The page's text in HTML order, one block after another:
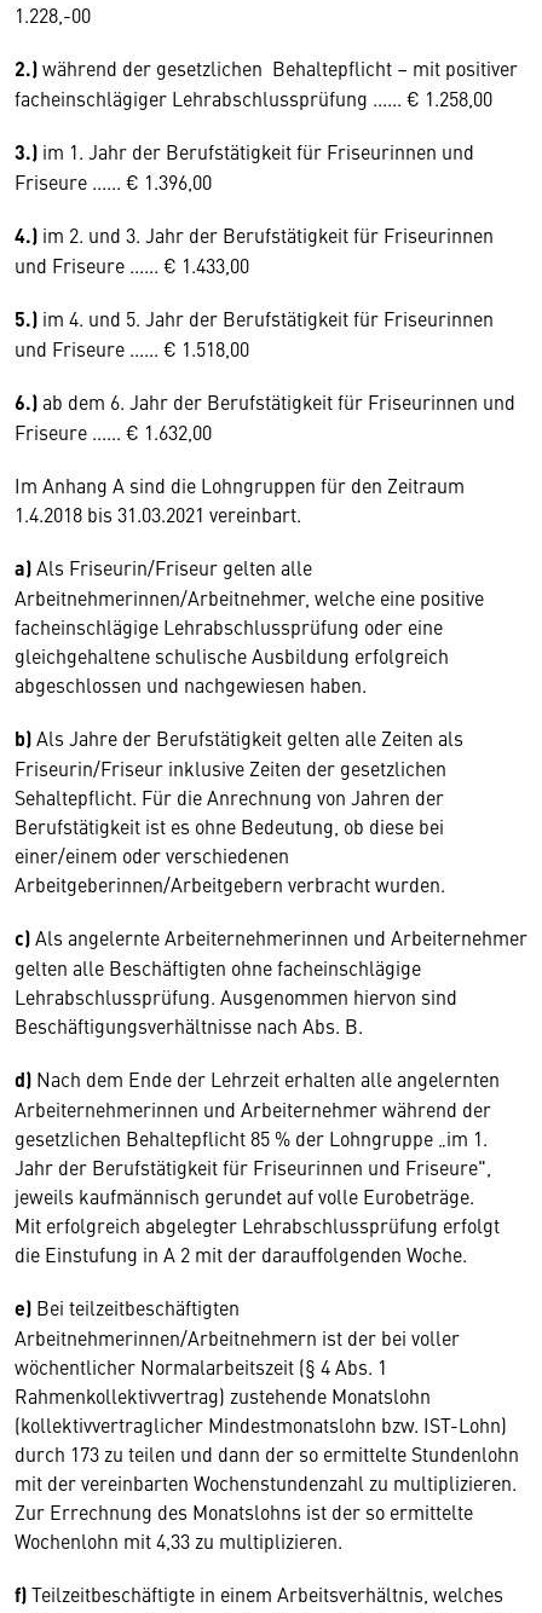
1.228,-00
2.)während der gesetzlichen Behaltepflicht – mit positiver
facheinschlägiger Lehrabschlussprüfung ...... € 1.258,00
3.) im 1. Jahr der Berufstätigkeit für Friseurinnen und
Friseure ...... € 1.396,00
4.) im 2. und 3. Jahr der Berufstätigkeit für Friseurinnen
und Friseure ...... € 1.433,00
5.) im 4. und 5. Jahr der Berufstätigkeit für Friseurinnen
und Friseure ...... € 1.518,00
6.)ab dem 6. Jahr der Berufstätigkeit für Friseurinnen und
Friseure ...... € 1.632,00
Im Anhang A sind die Lohngruppen für den Zeitraum
1.4.2018 bis 31.03.2021 vereinbart.
a)Als Friseurin/Friseur gelten alle
Arbeitnehmerinnen/Arbeitnehmer, welche eine positive
facheinschlägige Lehrabschlussprüfung oder eine
gleichgehaltene schulische Ausbildung erfolgreich
abgeschlossen und nachgewiesen haben.
b)Als Jahre der Berufstätigkeit gelten alle Zeiten als
Friseurin/Friseur inklusive Zeiten der gesetzlichen
Sehaltepflicht. Für die Anrechnung von Jahren der
Berufstätigkeit ist es ohne Bedeutung, ob diese bei
einer/einem oder verschiedenen
Arbeitgeberinnen/Arbeitgebern verbracht wurden.
c)Als angelernte Arbeiternehmerinnen und Arbeiternehmer
gelten alle Beschäftigten ohne facheinschlägige
Lehrabschlussprüfung. Ausgenommen hiervon sind
Beschäftigungsverhältnisse nach Abs. B.
d) Nach dem Ende der Lehrzeit erhalten alle angelernten
Arbeiternehmerinnen und Arbeiternehmer während der
gesetzlichen Behaltepflicht 85 % der Lohngruppe „im 1.
Jahr der Berufstätigkeit für Friseurinnen und Friseure",
jeweils kaufmännisch gerundet auf volle Eurobeträge.
Mit erfolgreich abgelegter Lehrabschlussprüfung erfolgt
die Einstufung in A 2 mit der darauffolgenden Woche.
e) Bei teilzeitbeschäftigten
Arbeitnehmerinnen/Arbeitnehmern ist der bei voller
wöchentlicher Normalarbeitszeit (§ 4 Abs. 1
Rahmenkollektivvertrag) zustehende Monatslohn
(kollektivvertraglicher Mindestmonatslohn bzw. IST-Lohn)
durch 173 zu teilen und dann der so ermittelte Stundenlohn
mit der vereinbarten Wochenstundenzahl zu multiplizieren.
Zur Errechnung des Monatslohns ist der so ermittelte
Wochenlohn mit 4,33 zu multiplizieren.
f)Teilzeitbeschäftigte in einem Arbeitsverhältnis, welches